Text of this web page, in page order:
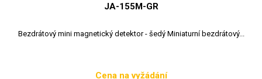
JA-155M-GR
Bezdrátový mini magnetický detektor - šedý Miniaturní bezdrátový...
Cena na vyžádání